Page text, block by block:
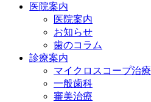
医院案内
医院案内
お知らせ
歯のコラム
診療案内
マイクロスコープ治療
一般歯科
審美治療